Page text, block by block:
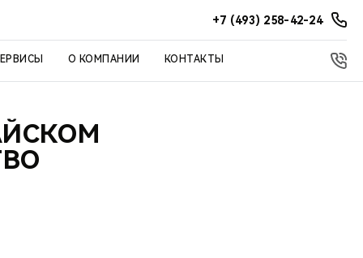
+7 (493) 258-42-24
О КОМПАНИИ КОНТАКТЫ